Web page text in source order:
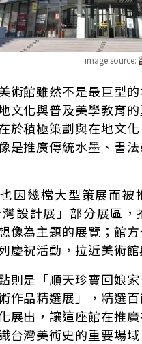
image source:
術館雖然不是最巨型
文化與普及美學教育
於積極策劃與在地文
是推廣傳統水墨、書
因幾檔大型策展而被
灣設計展」部分展區
像為主題的展覽；館
慶祝活動，拉近美術館
則是「順天珍寶回娘
作品精選展」，精選
展出，讓這座館在推廣
台灣美術史的重要場域